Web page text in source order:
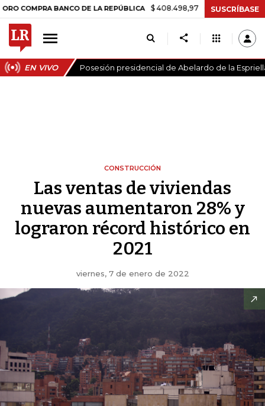
BANCO DE LA REPÚBLICA $ 408.498,97 +$ 8.753,81 +2,19%
SUSCRÍBASE
EN VIVO Posesión presidencial de Abelardo de la
CONSTRUCCIÓN
Las ventas de viviendas
nuevas aumentaron 28% y
lograron récord histórico en
2021
viernes, 7 de enero de 2022